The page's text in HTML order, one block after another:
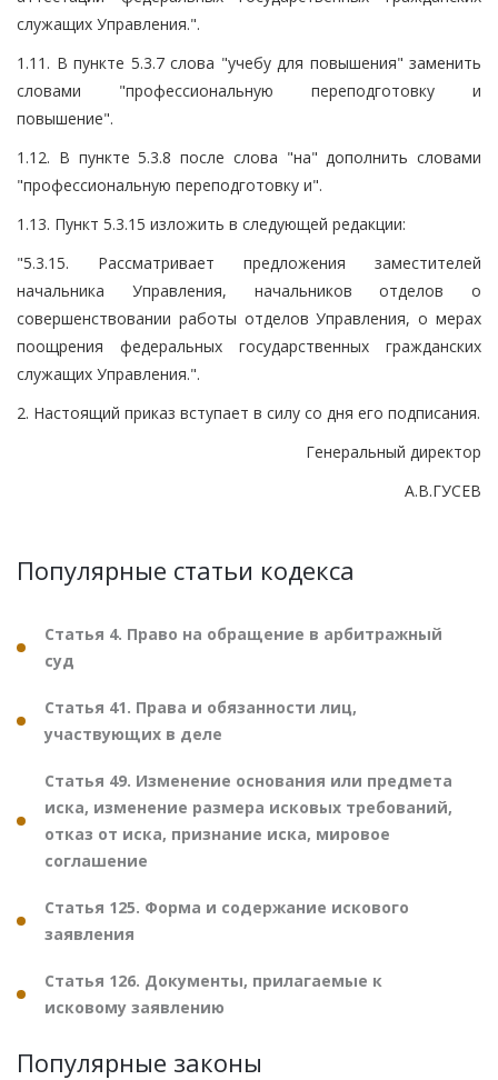
служащих Управления.".
1.11. В пункте 5.3.7 слова "учебу для повышения" заменить
словами "профессиональную переподготовку и
повышение".
1.12. В пункте 5.3.8 после слова "на" дополнить словами
"профессиональную переподготовку и".
1.13. Пункт 5.3.15 изложить в следующей редакции:
"5.3.15. Рассматривает предложения заместителей
начальника Управления, начальников отделов о
совершенствовании работы отделов Управления, о мерах
поощрения федеральных государственных гражданских
служащих Управления.".
2. Настоящий приказ вступает в силу со дня его подписания.
Генеральный директор
А.В.ГУСЕВ
Популярные статьи кодекса
Статья 4. Право на обращение в арбитражный
суд
Статья 41. Права и обязанности лиц,
участвующих в деле
Статья 49. Изменение основания или предмета
иска, изменение размера исковых требований,
отказ от иска, признание иска, мировое
соглашение
Статья 125. Форма и содержание искового
заявления
Статья 126. Документы, прилагаемые к
исковому заявлению
Популярные законы